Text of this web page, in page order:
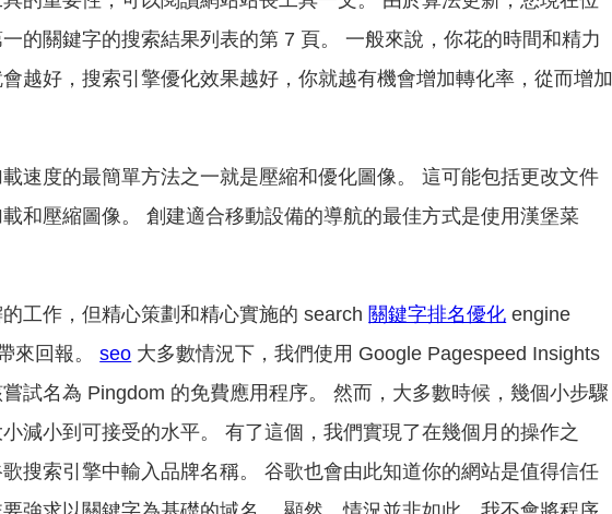
的關鍵字的搜索結果列表的第 7 頁。 一般來說，你花的時間和精力
越好，搜索引擎優化效果越好，你就越有機會增加轉化率，從而增加
速度的最簡單方法之一就是壓縮和優化圖像。 這可能包括更改文件
和壓縮圖像。 創建適合移動設備的導航的最佳方式是使用漢堡菜
工作，但精心策劃和精心實施的 search 關鍵字排名優化 engine
來回報。seo 大多數情況下，我們使用 Google Pagespeed Insights
試名為 Pingdom 的免費應用程序。 然而，大多數時候，幾個小步驟
減小到可接受的水平。 有了這個，我們實現了在幾個月的操作之
搜索引擎中輸入品牌名稱。 谷歌也會由此知道你的網站是值得信任